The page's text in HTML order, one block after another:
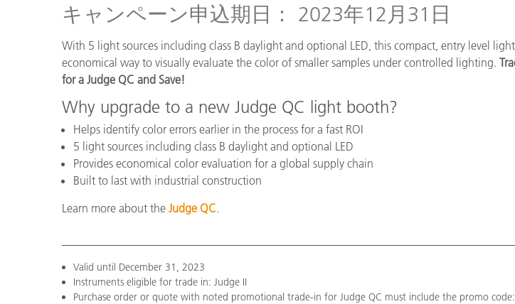
建
キャンペーン申込期日： 2023年12月31日
With 5 light sources including class B daylight and optional LED, this compact, entry level
economical way to visually evaluate the color of smaller samples under controlled lighting.
for a Judge QC and Save!
Why upgrade to a new Judge QC light booth?
Helps identify color errors earlier in the process for a fast ROI
5 light sources including class B daylight and optional LED
Provides economical color evaluation for a global supply chain
Built to last with industrial construction
Learn more about the Judge QC.
Valid until December 31, 2023
Instruments eligible for trade in: Judge II
Purchase order or quote with noted promotional trade-in for Judge QC must include the promo code: